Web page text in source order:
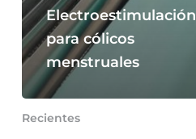
Electroestimulación
para cólicos
menstruales
Recientes